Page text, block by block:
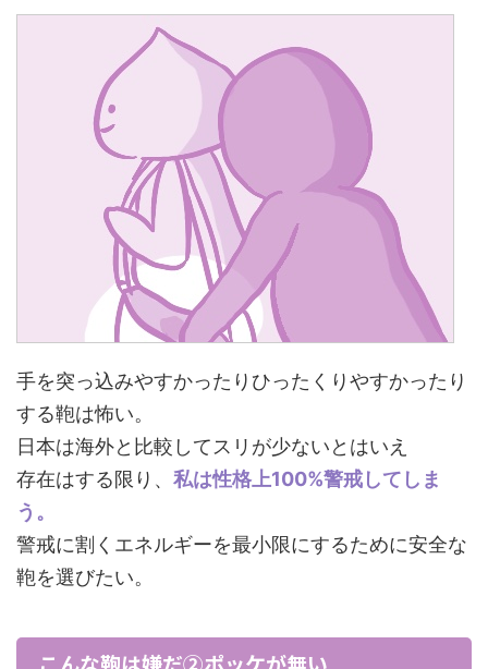
手を突っ込みやすかったりひったくりやすかったり
する鞄は怖い。
日本は海外と比較してスリが少ないとはいえ
存在はする限り、 私は性格上100%警戒してしま
う。
警戒に割くエネルギーを最小限にするために安全な
鞄を選びたい。
こんな鞄は嫌だ②ポッケが無い